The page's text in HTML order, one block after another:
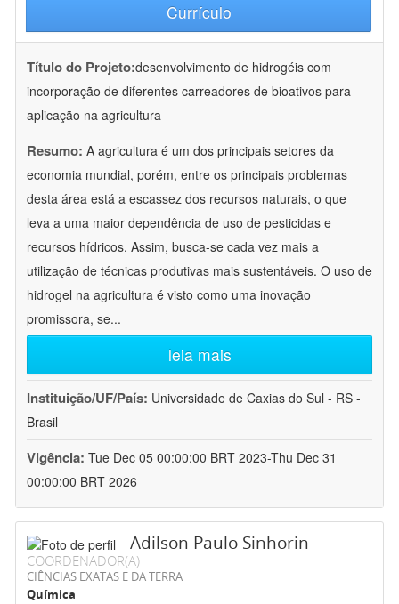
Currículo
Título do Projeto:desenvolvimento de hidrogéis com
incorporação de diferentes carreadores de bioativos para
aplicação na agricultura
Resumo: A agricultura é um dos principais setores da
economia mundial, porém, entre os principais problemas
desta área está a escassez dos recursos naturais, o que
leva a uma maior dependência de uso de pesticidas e
recursos hídricos. Assim, busca-se cada vez mais a
utilização de técnicas produtivas mais sustentáveis. O uso de
hidrogel na agricultura é visto como uma inovação
promissora, se...
leia mais
Instituição/UF/País: Universidade de Caxias do Sul - RS -
Brasil
Vigência: Tue Dec 05 00:00:00 BRT 2023-Thu Dec 31
00:00:00 BRT 2026
Adilson Paulo Sinhorin
COORDENADOR(A)
CIÊNCIAS EXATAS E DA TERRA
Química